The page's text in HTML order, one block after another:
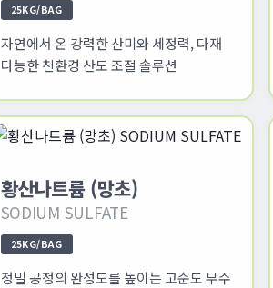
25KG/BAG
자연에서 온 강력한 산미와 세정력, 다재
다능한 친환경 산도 조절 솔루션
황산나트륨 (망초)
SODIUM SULFATE
25KG/BAG
정밀 공정의 완성도를 높이는 고순도 무수